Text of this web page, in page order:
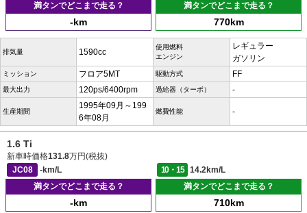
満タンでどこまで走る？
-km
満タンでどこまで走る？
770km
排気量 1590cc
使用燃料
エンジン
レギュラー
ガソリン
ミッション フロア5MT 駆動方式 FF
最大出力 120ps/6400rpm 過給器（ターボ） -
生産期間
1995年09月～199
6年08月
燃費性能 -
1.6 Ti
新車時価格131.8万円(税抜)
JC08
-km/L 10・15
14.2km/L
満タンでどこまで走る？
-km
満タンでどこまで走る？
710km